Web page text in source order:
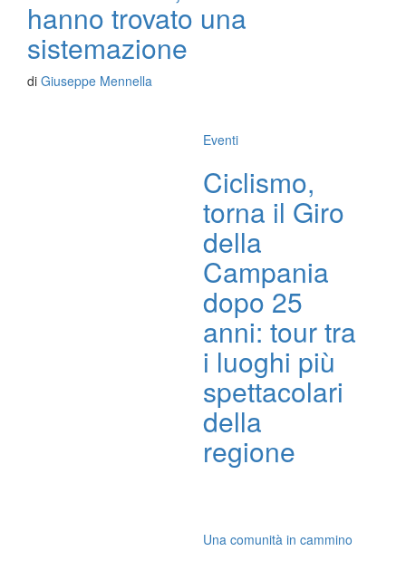
hanno trovato una
sistemazione
di Giuseppe Mennella
Eventi
Ciclismo,
torna il Giro
della
Campania
dopo 25
anni: tour tra
i luoghi più
spettacolari
della
regione
Una comunità in cammino